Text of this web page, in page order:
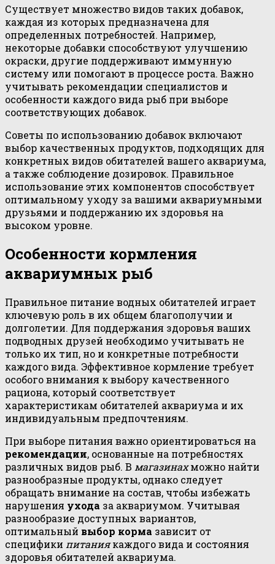
Существует множество видов таких добавок,
каждая из которых предназначена для
определенных потребностей. Например,
некоторые добавки способствуют улучшению
окраски, другие поддерживают иммунную
систему или помогают в процессе роста. Важно
учитывать рекомендации специалистов и
особенности каждого вида рыб при выборе
соответствующих добавок.
Советы по использованию добавок включают
выбор качественных продуктов, подходящих для
конкретных видов обитателей вашего аквариума,
а также соблюдение дозировок. Правильное
использование этих компонентов способствует
оптимальному уходу за вашими аквариумными
друзьями и поддержанию их здоровья на
высоком уровне.
Особенности кормления
аквариумных рыб
Правильное питание водных обитателей играет
ключевую роль в их общем благополучии и
долголетии. Для поддержания здоровья ваших
подводных друзей необходимо учитывать не
только их тип, но и конкретные потребности
каждого вида. Эффективное кормление требует
особого внимания к выбору качественного
рациона, который соответствует
характеристикам обитателей аквариума и их
индивидуальным предпочтениям.
При выборе питания важно ориентироваться на
рекомендации, основанные на потребностях
различных видов рыб. В магазинахможно найти
разнообразные продукты, однако следует
обращать внимание на состав, чтобы избежать
нарушения ухода за аквариумом. Учитывая
разнообразие доступных вариантов,
оптимальный выбор корма зависит от
специфики питаниякаждого вида и состояния
здоровья обитателей аквариума.